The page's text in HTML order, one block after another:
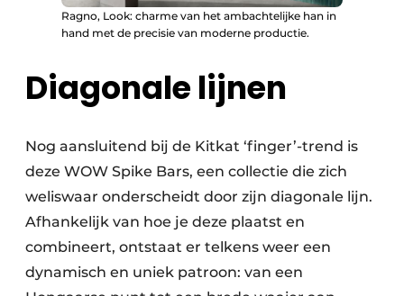
Ragno, Look: charme van het ambachtelijke han in
hand met de precisie van moderne productie.
Diagonale lijnen
Nog aansluitend bij de Kitkat ‘finger’-trend is
deze WOW Spike Bars, een collectie die zich
weliswaar onderscheidt door zijn diagonale lijn.
Afhankelijk van hoe je deze plaatst en
combineert, ontstaat er telkens weer een
dynamisch en uniek patroon: van een